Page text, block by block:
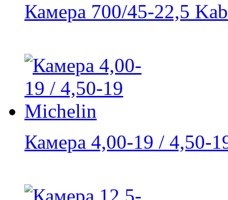
Камера 700/45-22,5
Камера 4,00-19 / 4,50-